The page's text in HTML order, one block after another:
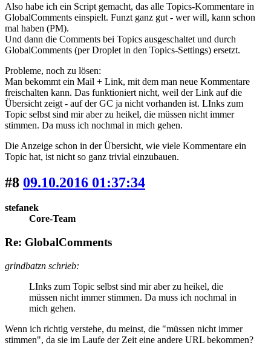
Also habe ich ein Script gemacht, das alle Topics-Kommentare in
GlobalComments einspielt. Funzt ganz gut - wer will, kann schon
mal haben (PM).
Und dann die Comments bei Topics ausgeschaltet und durch
GlobalComments (per Droplet in den Topics-Settings) ersetzt.
Probleme, noch zu lösen:
Man bekommt ein Mail + Link, mit dem man neue Kommentare
freischalten kann. Das funktioniert nicht, weil der Link auf die
Übersicht zeigt - auf der GC ja nicht vorhanden ist. LInks zum
Topic selbst sind mir aber zu heikel, die müssen nicht immer
stimmen. Da muss ich nochmal in mich gehen.
Die Anzeige schon in der Übersicht, wie viele Kommentare ein
Topic hat, ist nicht so ganz trivial einzubauen.
#8 09.10.2016 01:37:34
stefanek
Core-Team
Re: GlobalComments
grindbatzn schrieb:
LInks zum Topic selbst sind mir aber zu heikel, die
müssen nicht immer stimmen. Da muss ich nochmal in
mich gehen.
Wenn ich richtig verstehe, du meinst, die "müssen nicht immer
stimmen", da sie im Laufe der Zeit eine andere URL bekommen?